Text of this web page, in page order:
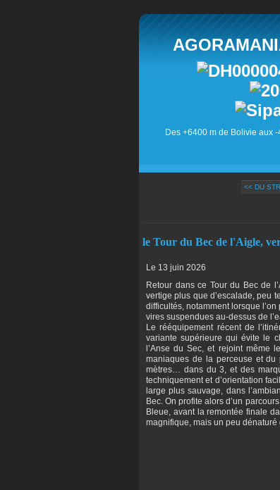
Des +6400 m de Bolivie aux
<< DU
le Tour du Bec de l'Aigle,
Le 13 juin 2026
Retour dans ce Tour du Bec de
vertige plus que d’escalade, peu
difficultés, notamment lorsque
vires suspendues au-dessus de
Le rééquipement récent de
variante supérieure qui évite le
l’Anse du Sec, et rejoint même
maniaques de la perceuse et
mètres… dans du 3, et des
techniquement et d’orientation
large plus sauvage, dans
Bec. On profite alors d’un
Bleue, avant la remontée finale
magnifique, mais un peu